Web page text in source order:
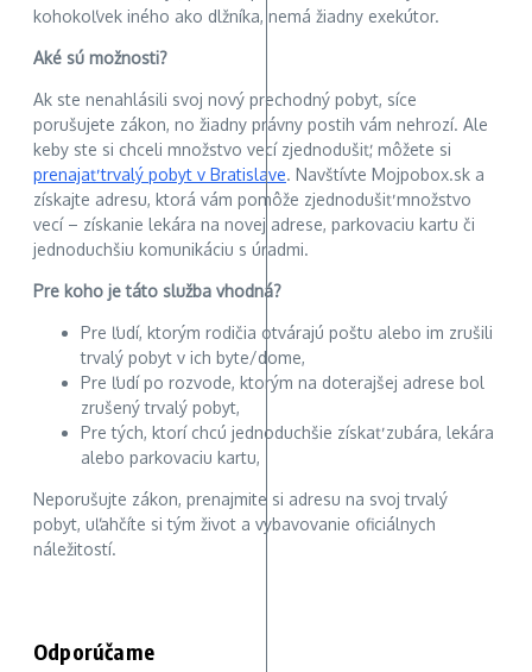
kohokoľvek iného ako dlžníka, nemá žiadny exekútor.
Aké sú možnosti?
Ak ste nenahlásili svoj nový prechodný pobyt, síce
porušujete zákon, no žiadny právny postih vám nehrozí. Ale
keby ste si chceli množstvo vecí zjednodušiť, môžete si
prenajať trvalý pobyt v Bratislave. Navštívte Mojpobox.sk a
získajte adresu, ktorá vám pomôže zjednodušiť množstvo
vecí – získanie lekára na novej adrese, parkovaciu kartu či
jednoduchšiu komunikáciu s úradmi.
Pre koho je táto služba vhodná?
Pre ľudí, ktorým rodičia otvárajú poštu alebo im zrušili
trvalý pobyt v ich byte/dome,
Pre ľudí po rozvode, ktorým na doterajšej adrese bol
zrušený trvalý pobyt,
Pre tých, ktorí chcú jednoduchšie získať zubára, lekára
alebo parkovaciu kartu,
Neporušujte zákon, prenajmite si adresu na svoj trvalý
pobyt, uľahčíte si tým život a vybavovanie oficiálnych
náležitostí.
Odporúčame